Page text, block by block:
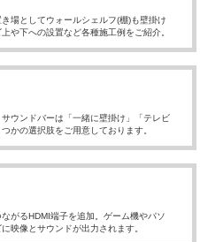
場としてウォールシェルフ(棚)も壁掛け
や下への設置など各種施工例をご紹介。
ウンドバーは「一緒に壁掛け」「テレビ
かの選択肢をご用意しております。
がるHDMI端子を追加。ゲーム機やパソ
映像とサウンドが出力されます。